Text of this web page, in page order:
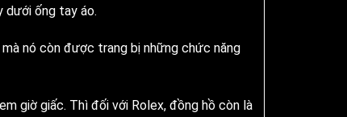
ống tay áo.
nó còn được trang bị những chức năng
giờ giấc. Thì đối với Rolex, đồng hồ còn là